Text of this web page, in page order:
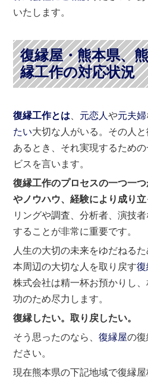
いたします。
復縁屋・熊本県、
縁工作の対応状況
復縁工作とは 元恋人や元夫婦
たい大切な人がいる。その人
あるとき、それ実現するため
ビスを言います。
復縁工作のプロセスの一つ一
やノウハウ、経験により成り
リングや調査、分析者、演技
することが非常に重要です。
人生の大切の未来をゆだねる
本周辺の大切な人を取り戻す復
株式会社は精一杯お預かりし
功のため尽力します。
復縁したい。取り戻したい。
そう思ったのなら、復縁屋の復
ださい。
現在熊本県の下記地域で復縁